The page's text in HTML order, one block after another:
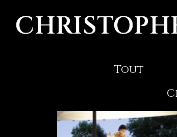
Tout